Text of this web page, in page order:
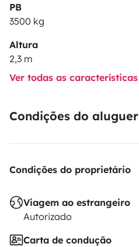
PB
3500 kg
Altura
2,3 m
Ver todas as características
Condições do aluguer
Condições do proprietário
Viagem ao estrangeiro
Autorizado
Carta de condução